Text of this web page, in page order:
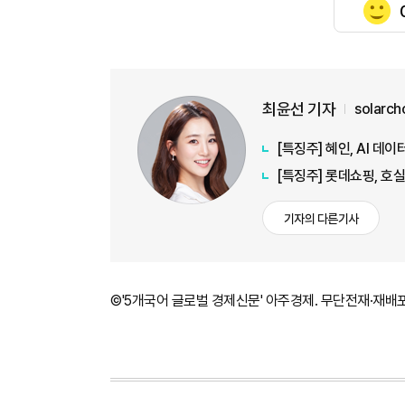
최윤선 기자
[특징주] 혜인, AI 데이
[특징주] 롯데쇼핑, 호
기자의 다른기사
©'5개국어 글로벌 경제신문' 아주경제. 무단전재·재배